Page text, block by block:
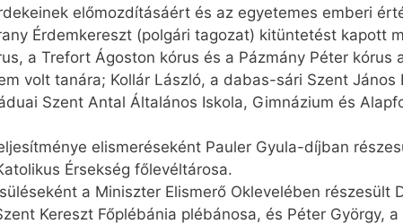
előmozdításáért és az egyetemes emberi
Érdemkereszt (polgári tagozat) kitüntetést kapott
a Trefort Ágoston kórus és a Pázmány Péter kórus
volt tanára; Kollár László, a dabas-sári Szent János
Szent Antal Általános Iskola, Gimnázium és
elismeréseként Pauler Gyula-díjban
Érsekség főlevéltárosa.
a Miniszter Elismerő Oklevelében részesült
Kereszt Főplébánia plébánosa, és Péter György,